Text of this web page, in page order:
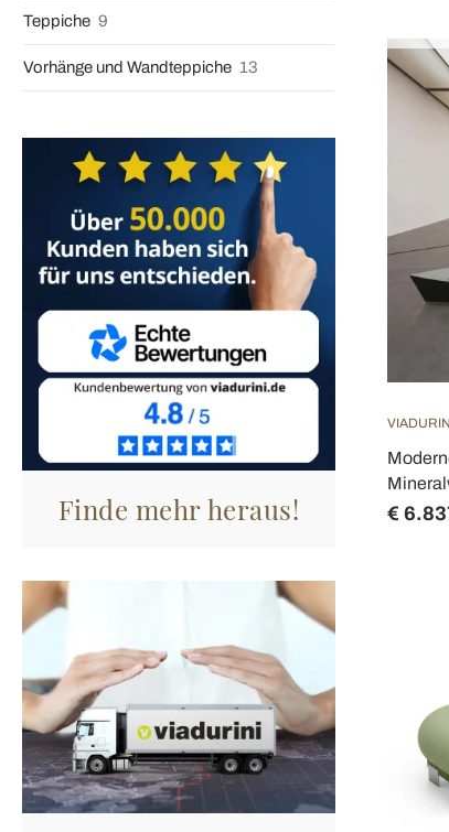
Teppiche 9
Vorhänge und Wandteppiche 13
Finde mehr heraus! €